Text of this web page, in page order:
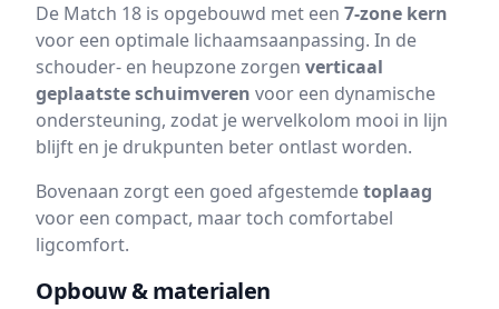
De Match 18 is opgebouwd met een 7-zone kern
voor een optimale lichaamsaanpassing. In de
schouder- en heupzone zorgen verticaal
geplaatste schuimveren voor een dynamische
ondersteuning, zodat je wervelkolom mooi in lijn
blijft en je drukpunten beter ontlast worden.
Bovenaan zorgt een goed afgestemdetoplaag
voor een compact, maar toch comfortabel
ligcomfort.
Opbouw & materialen